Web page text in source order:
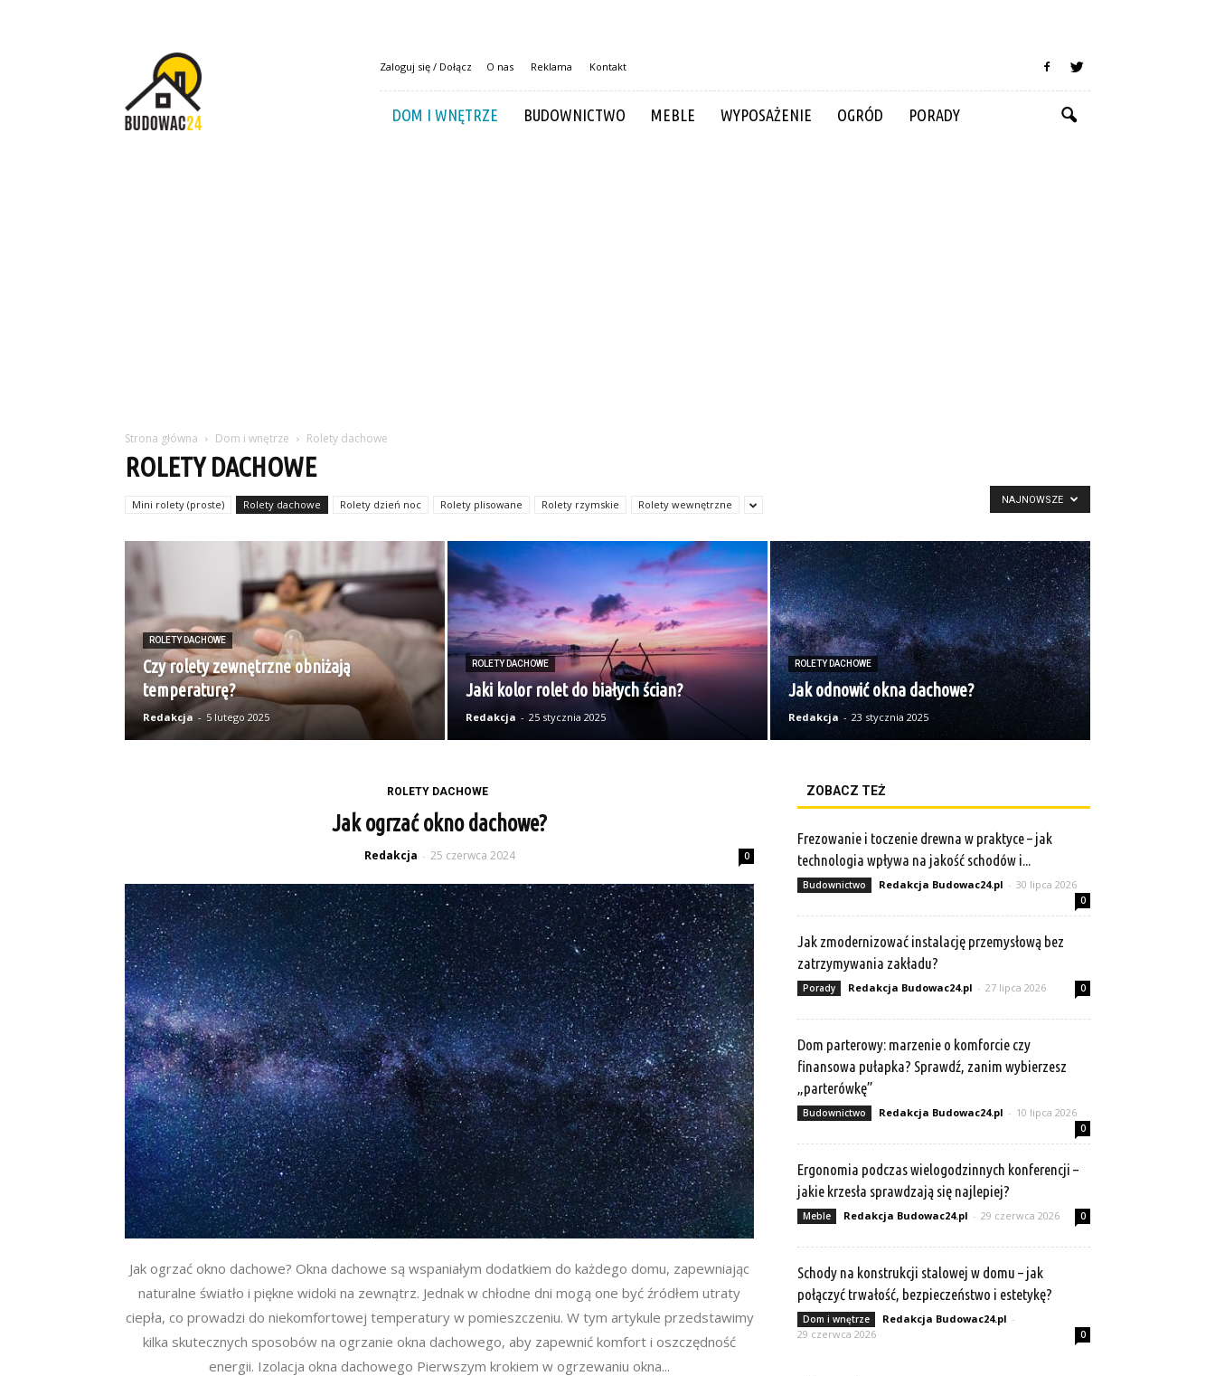
Budowac24.pl
Zaloguj się / Dołącz O nas Reklama Kontakt
DOM I WNĘTRZE BUDOWNICTWO MEBLE WYPOSAŻENIE OGRÓD PORADY
Strona główna Dom i wnętrze Rolety dachowe
ROLETY DACHOWE
Mini rolety (proste) Rolety dachowe Rolety dzień noc Rolety plisowane Rolety rzymskie Rolety wewnętrzne NAJNOWSZE
ROLETY DACHOWE
Czy rolety zewnętrzne obniżają
temperaturę?
Redakcja - 5 lutego 2025
ROLETY DACHOWE
Jaki kolor rolet do białych ścian?
Redakcja - 25 stycznia 2025
ROLETY DACHOWE
Jak odnowić okna dachowe?
Redakcja - 23 stycznia 2025
ROLETY DACHOWE
Jak ogrzać okno dachowe?
Redakcja - 25 czerwca 2024 0
Jak ogrzać okno dachowe? Okna dachowe są wspaniałym dodatkiem do każdego domu, zapewniając
naturalne światło i piękne widoki na zewnątrz. Jednak w chłodne dni mogą one być źródłem utraty
ciepła, co prowadzi do niekomfortowej temperatury w pomieszczeniu. W tym artykule przedstawimy
kilka skutecznych sposobów na ogrzanie okna dachowego, aby zapewnić komfort i oszczędność
energii. Izolacja okna dachowego Pierwszym krokiem w ogrzewaniu okna...
ZOBACZ TEŻ
Frezowanie i toczenie drewna w praktyce – jak
technologia wpływa na jakość schodów i...
Budownictwo Redakcja Budowac24.pl - 30 lipca 2026
0
Jak zmodernizować instalację przemysłową bez
zatrzymywania zakładu?
Porady Redakcja Budowac24.pl - 27 lipca 2026 0
Dom parterowy: marzenie o komforcie czy
finansowa pułapka? Sprawdź, zanim wybierzesz
„parterówkę”
Budownictwo Redakcja Budowac24.pl - 10 lipca 2026
0
Ergonomia podczas wielogodzinnych konferencji –
jakie krzesła sprawdzają się najlepiej?
Meble Redakcja Budowac24.pl - 29 czerwca 2026 0
Schody na konstrukcji stalowej w domu – jak
połączyć trwałość, bezpieczeństwo i estetykę?
Dom i wnętrze Redakcja Budowac24.pl -
29 czerwca 2026
0